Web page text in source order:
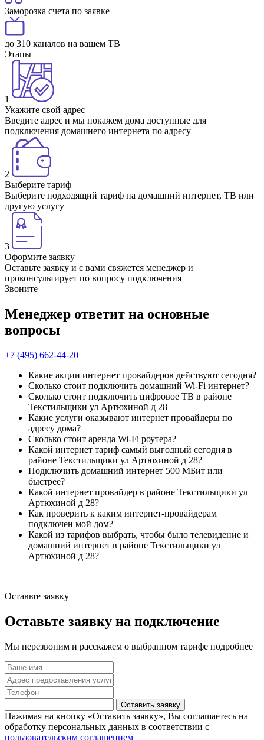
Заморозка счета по заявке
до 310 каналов на вашем ТВ
Этапы
1
Укажите свой адрес
Введите адрес и мы покажем дома доступные для
подключения домашнего интернета по адресу
2
Выберите тариф
Выберите подходящий тариф на домашний интернет, ТВ или
другую услугу
3
Оформите заявку
Оставьте заявку и с вами свяжется менеджер и
проконсультирует по вопросу подключения
Звоните
Менеджер ответит на основные
вопросы
+7 (495) 662-44-20
Какие акции интернет провайдеров действуют сегодня?
Сколько стоит подключить домашний Wi-Fi интернет?
Сколько стоит подключить цифровое ТВ в районе
Текстильщики ул Артюхиной д 28
Какие услуги оказывают интернет провайдеры по
адресу дома?
Сколько стоит аренда Wi-Fi роутера?
Какой интернет тариф самый выгодный сегодня в
районе Текстильщики ул Артюхиной д 28?
Подключить домашний интернет 500 МБит или
быстрее?
Какой интернет провайдер в районе Текстильщики ул
Артюхиной д 28?
Как проверить к каким интернет-провайдерам
подключен мой дом?
Какой из тарифов выбрать, чтобы было телевидение и
домашний интернет в районе Текстильщики ул
Артюхиной д 28?
Оставьте заявку
Оставьте заявку на подключение
Мы перезвоним и расскажем о выбранном тарифе подробнее
Оставить заявку
Нажимая на кнопку «Оставить заявку», Вы соглашаетесь на
обработку персональных данных в соответствии с
пользовательским соглашением